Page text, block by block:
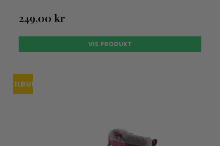
249,00 kr
VIS PRODUKT
TILBUD